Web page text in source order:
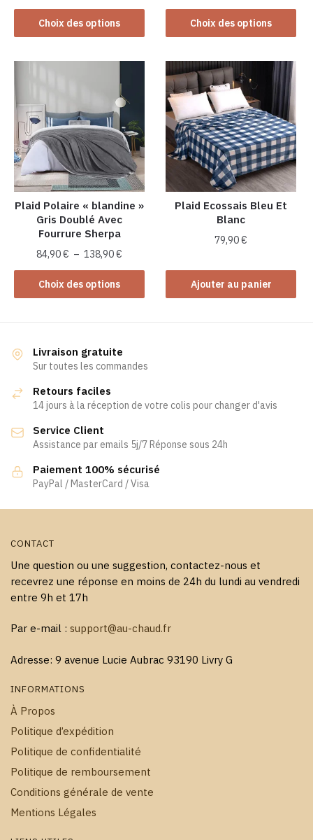
de
prix :
59,90 €
Choix des options
Ce
produit
variations.
options
peuvent
être
choisies
sur
la
page
du
produit
de
prix :
39,90 €
65,90 €
Choix des options
Ce
produit
plusieurs
variations.
Les
options
peuvent
être
choisies
sur
la
page
du
Plaid Polaire « blandine »
Gris Doublé Avec
Fourrure Sherpa
84,90€ – 138,90€
de
84,90 €
Choix des options
Ce
produit
variations.
Les
peuvent
choisies
sur
la
page
Plaid Ecossais Bleu Et
Blanc
79,90€
Ajouter au panier
Livraison gratuite
Sur toutes les commandes
Retours faciles
14 jours à la réception de votre colis pour changer d'avis
Service Client
Assistance par emails 5j/7 Réponse sous 24h
Paiement 100% sécurisé
PayPal / MasterCard / Visa
CONTACT
Une question ou une suggestion, contactez-nous et
recevrez une réponse en moins de 24h du lundi au vendredi
entre 9h et 17h
Par e-mail : support@au-chaud.fr
Adresse: 9 avenue Lucie Aubrac 93190 Livry G
INFORMATIONS
À Propos
Politique d’expédition
Politique de confidentialité
Politique de remboursement
Conditions générale de vente
Mentions Légales